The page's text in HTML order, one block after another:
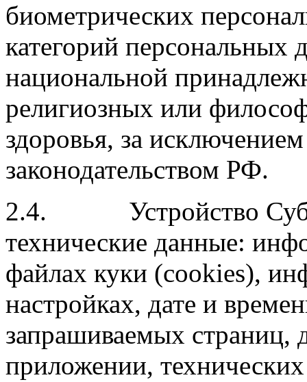
биометрических
категорий
национальной
религиозных или
здоровья, за
законодательством РФ.
2.4. Устройство
технические данные:
файлах куки (cookies),
настройках, дате и
запрашиваемых страниц,
приложении, технических